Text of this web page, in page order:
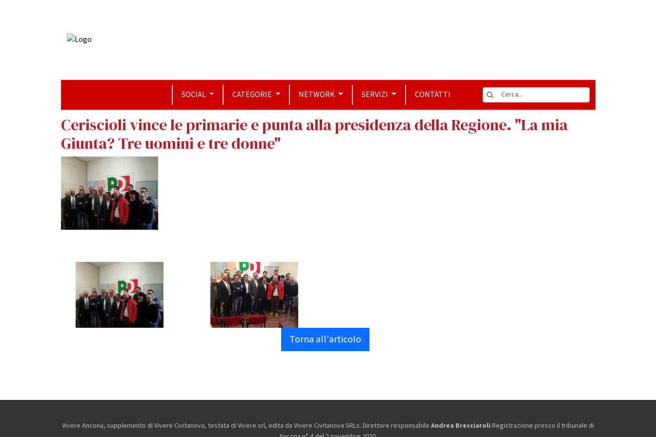
SOCIAL CATEGORIE NETWORK SERVIZI CONTATTI
Ceriscioli vince le primarie e punta alla presidenza della Regione. "La mia
Giunta? Tre uomini e tre donne"
Torna all'articolo
Vivere Ancona, supplemento di Vivere Civitanova, testata di Vivere srl, edita da Vivere Civitanova SRLs. Direttore responsabile Andrea Brecciaroli.Registrazione presso il tribunale di